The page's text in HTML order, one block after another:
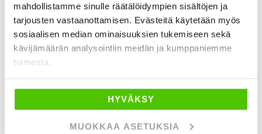
mahdollistamme sinulle räätälöidympien sisältöjen ja
tarjousten vastaanottamisen. Evästeitä käytetään myös
sosiaalisen median ominaisuuksien tukemiseen sekä
kävijämäärän analysointiin meidän ja kumppaniemme
toimesta.
HYVÄKSY
MUOKKAA ASETUKSIA